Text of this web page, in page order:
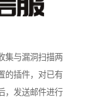
集与漏洞扫描两
的插件，对已有
，发送邮件进行